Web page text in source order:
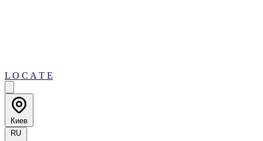
L O C A T E
Киев
RU